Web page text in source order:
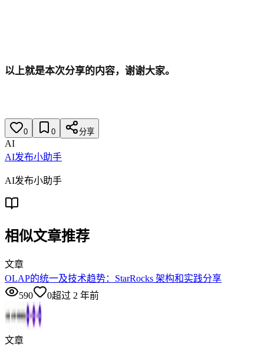
以上就是本次分享的内容，谢谢大家。
0 0 分享
AI
AI发布小助手
AI发布小助手
相似文章推荐
文章
OLAP的统一及技术趋势：StarRocks 架构和实践分享
590
0超过 2 年前
文章